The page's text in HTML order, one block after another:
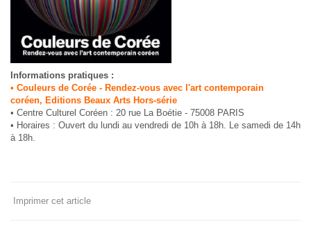
Informations pratiques :
• Couleurs de Corée - Rendez-vous avec l'art contemporain
coréen, Editions Beaux Arts Hors-série
• Centre Culturel Coréen : 20 rue La Boétie - 75008 PARIS
• Horaires : Ouvert du lundi au vendredi de 10h à 18h. Le samedi de 14h
à 18h.
Imprimer cet article